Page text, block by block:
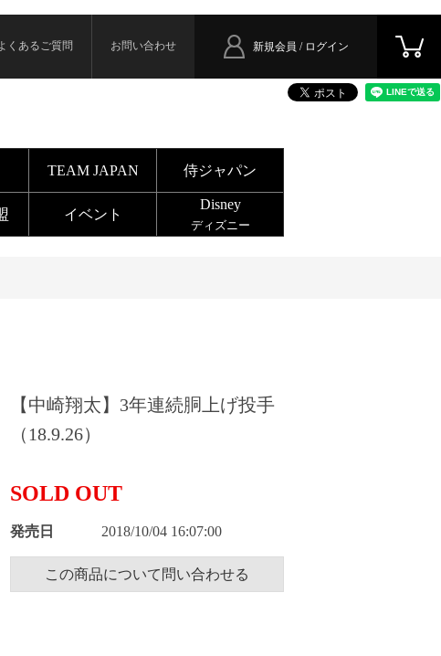
新規会員 / ログイン
くあるご質問 お問い合わせ
TEAM JAPAN 侍ジャパン
イベント
Disney
ディズニー
【中崎翔太】3年連続胴上げ投手
（18.9.26）
SOLD OUT
発売日 2018/10/04 16:07:00
この商品について問い合わせる